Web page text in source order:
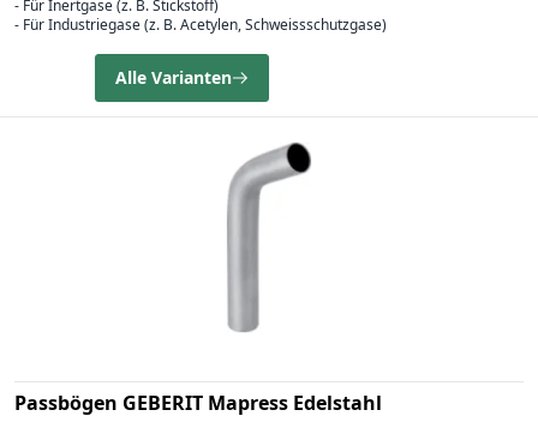
- Für Inertgase (z. B. Stickstoff)
- Für Industriegase (z. B. Acetylen, Schweissschutzgase)
Alle Varianten
Passbögen GEBERIT Mapress Edelstahl